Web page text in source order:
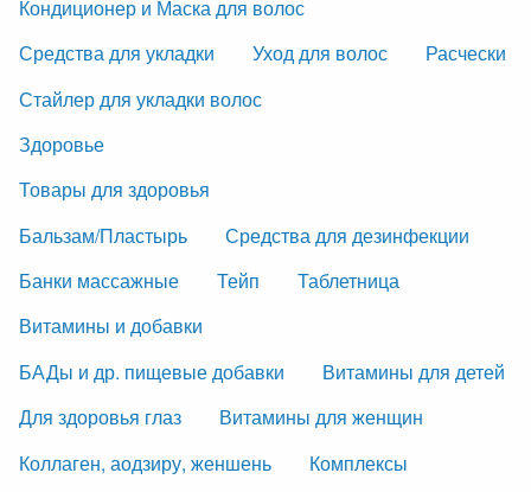
Кондиционер и Маска для волос
Средства для укладки
Уход для волос
Расчески
Стайлер для укладки волос
Здоровье
Товары для здоровья
Бальзам/Пластырь
Средства для дезинфекции
Банки массажные
Тейп
Таблетница
Витамины и добавки
БАДы и др. пищевые добавки
Витамины для детей
Для здоровья глаз
Витамины для женщин
Коллаген, аодзиру, женшень
Комплексы